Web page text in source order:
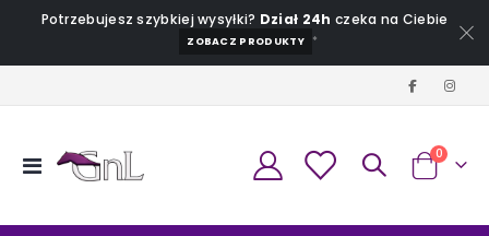
Potrzebujesz szybkiej wysyłki? Dział 24h czeka na Ciebie
ZOBACZ PRODUKTY *
Przełącznik
Koszyk
0